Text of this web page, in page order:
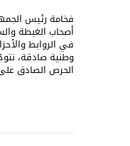
فخامة رئيس
أصحاب الغبطة
في الروابط
وطنية صادقة،
الحرص الصادق